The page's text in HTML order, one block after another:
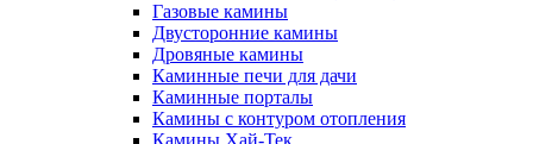
Газовые камины
Двусторонние камины
Дровяные камины
Каминные печи для дачи
Каминные порталы
Камины с контуром отопления
Камины Хай-Тек